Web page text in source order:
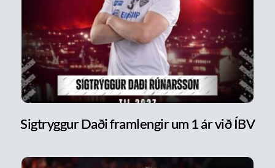
Sigtryggur Daði framlengir um 1 ár við ÍBV